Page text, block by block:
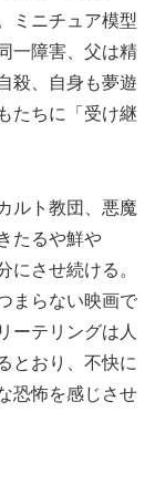
ミニチュア模型
一障害、父は精
殺、自身も夢遊
たちに「受け継
ルト教団、悪魔
たるや鮮や
させ続ける。
まらない映画で
ーテリングは人
とおり、不快に
恐怖を感じさせ